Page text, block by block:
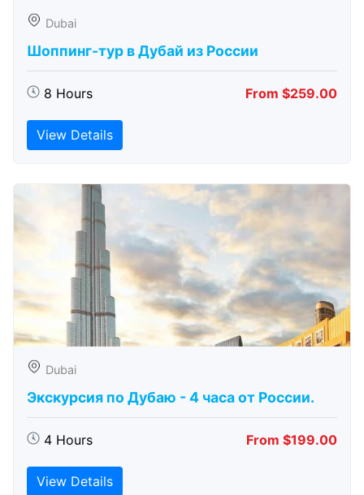
Dubai
Шоппинг-тур в Дубай из России
8 Hours From $259.00
View Details
Dubai
Экскурсия по Дубаю - 4 часа от России.
4 Hours From $199.00
View Details